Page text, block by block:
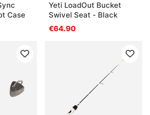
Case
Yeti LoadOut Bucket
Swivel Seat - Black
€64.90